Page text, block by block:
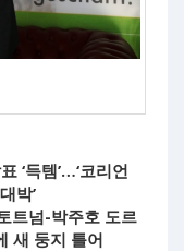
‘득템’…‘코리언
박’
트넘-박주호 도르
새 둥지 틀어